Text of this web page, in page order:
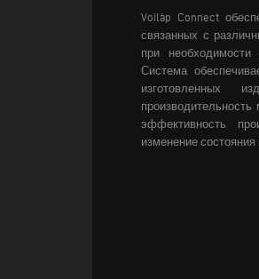
Voilàp Connect
связанных с
при необходимости
Система
изготовленных
эффективность
изменение